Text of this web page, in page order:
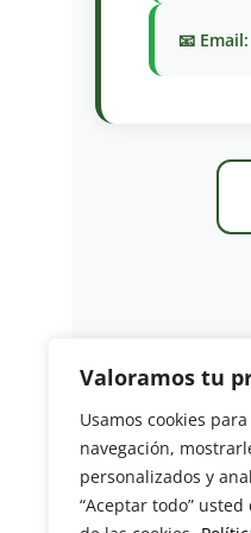
Valoramos tu
Usamos cookies
navegación,
personalizados y
“Aceptar todo”
📧 Email:
Revista del
C/ Presidente
41013 Sevilla.